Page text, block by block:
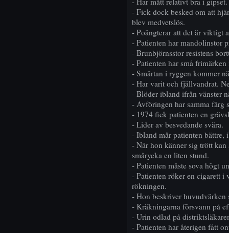
- Fick dock besked om att
blev medvetslös.
- Poängterar att det är viktigt
- Patienten har mandolinstor
- Brunbjörnsstor resistens
- Patienten har små
- Smärtan i ryggen kommer
- Har varit och fjällvandrat.
- Blöder ibland ifrån vänster
- Avföringen har samma färg
- 1974 fick patienten en
- Lider av besvedande svära.
- Ibland mår patienten bättre,
- När hon känner sig trött
smårycka en liten stund.
- Patienten måste sova högt
- Patienten röker en cigarett i
rökningen.
- Hon beskriver huvudvärken
- Kräkningarna försvann på
- Urin odlad på
- Patienten har återigen fått